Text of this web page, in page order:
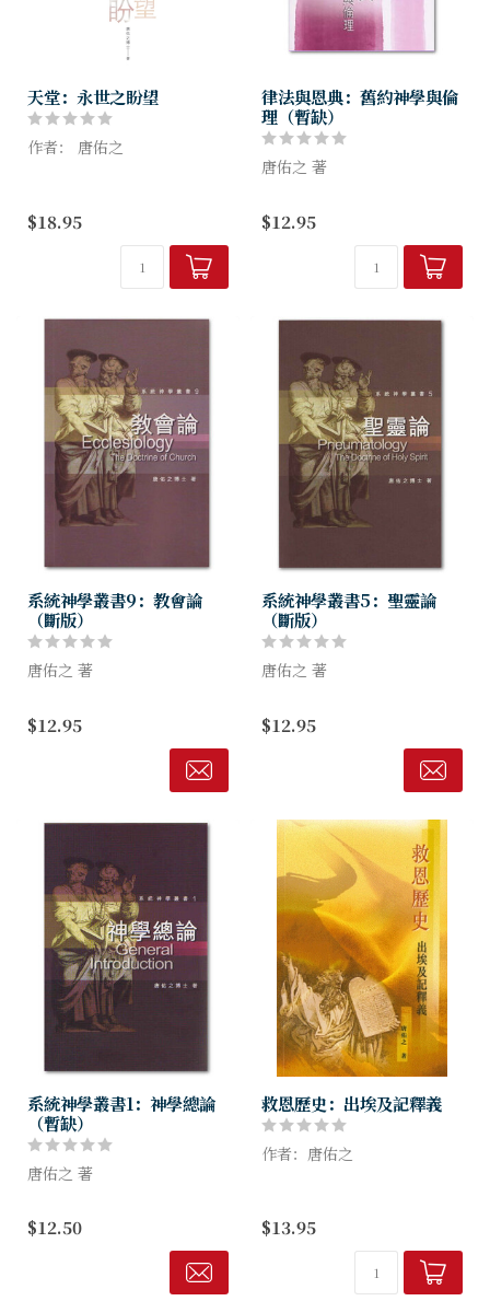
天堂：永世之盼望
作者： 唐佑之
到天堂十分遙遠，不可望也不
可及，對它的觀念也十分模
糊。這正是傳道人常常被詢問
$18.95
律法與恩典：舊約神學與倫
理（暫缺）
唐佑之 著
似乎是互為衝突的。作者以十
誡為基礎，並以三大法典（聖
約法典、申命法典、聖經法
典）來闡析和比較．說明其中
$12.95
系統神學叢書9：教會論
（斷版）
唐佑之 著
有機體，教會是神性與人的綜
合，照說教會既是神的所在，
必是聖潔完美之環境，但有人
的地方，必不完全；肢體配搭
$12.95
系統神學叢書5：聖靈論
（斷版）
唐佑之 著
格，尤其令人有親切感。有一
位寫作《聖靈神學》的作者，
稱聖靈為三一真神中最敏感
的。祂是那麼敏感，以致我們
$12.95
系統神學叢書1：神學總論
（暫缺）
唐佑之 著
學的基礎和歷代思潮的發展，
再探討神學研究對信徒信心的
影響。適合任何認真於信仰，
願意更深刻認識至高神的信徒
$12.50
救恩歷史：出埃及記釋義
作者：唐佑之
為一部救恩的歷史。救恩歷史
在新約有連續的意義，道成肉
身更是史事的巔峰。救恩不僅
$13.95